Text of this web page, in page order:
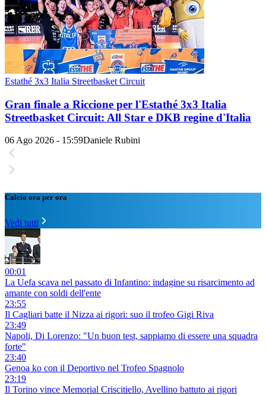
Estathé 3x3 Italia Streetbasket Circuit
Gran finale a Riccione per l'Estathé 3x3 Italia
Streetbasket Circuit: All Star e DKB regine d'Italia
06 Ago 2026 - 15:59Daniele Rubini
Calcio ora per ora
Vedi tutti
00:01
La Uefa scava nel passato di Infantino: indagine su risarcimento ad
amante con soldi dell'ente
23:55
Il Cagliari batte il Nizza ai rigori: suo il trofeo Gigi Riva
23:49
Napoli, Di Lorenzo: "Un buon test, sappiamo di essere una squadra
forte"
23:40
Genoa ko con il Deportivo nel Trofeo Spagnolo
23:19
Il Torino vince Memorial Criscitiello, Avellino battuto ai rigori